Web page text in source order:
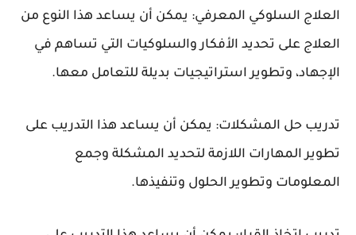
العلاج السلوكي المعرفي: يمكن أن يساعد هذا النوع من
العلاج على تحديد الأفكار والسلوكيات التي تساهم في
الإجهاد، وتطوير استراتيجيات بديلة للتعامل معها.
تدريب حل المشكلات: يمكن أن يساعد هذا التدريب على
تطوير المهارات اللازمة لتحديد المشكلة وجمع
المعلومات وتطوير الحلول وتنفيذها.